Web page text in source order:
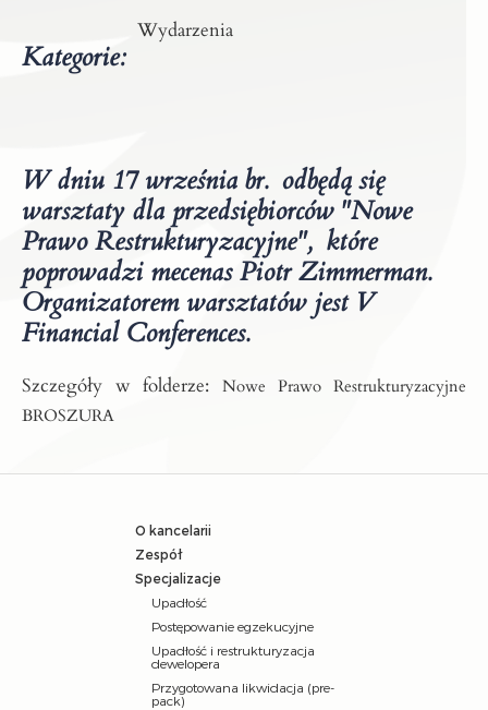
Kategorie:
Wydarzenia
W dniu 17 września br. odbędą się
warsztaty dla przedsiębiorców "Nowe
Prawo Restrukturyzacyjne", które
poprowadzi mecenas Piotr Zimmerman.
Organizatorem warsztatów jest V
Financial Conferences.
Szczegóły w folderze: Nowe Prawo Restrukturyzacyjne
BROSZURA
O kancelarii
Zespół
Specjalizacje
Upadłość
Postępowanie egzekucyjne
Upadłość i restrukturyzacja
dewelopera
Przygotowana likwidacja (pre-
pack)